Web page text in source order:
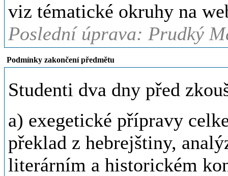
viz tématické okruhy na
Poslední úprava: Prudký
Podmínky zakončení předmětu
Studenti dva dny před
a) exegetické přípravy
překlad z hebrejštiny,
literárním a historickém